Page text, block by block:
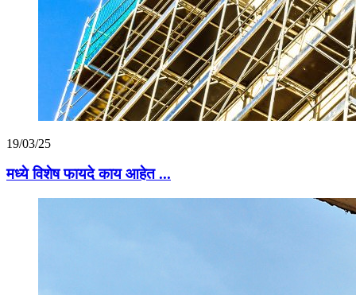
19/03/25
मध्ये विशेष फायदे काय आहेत ...